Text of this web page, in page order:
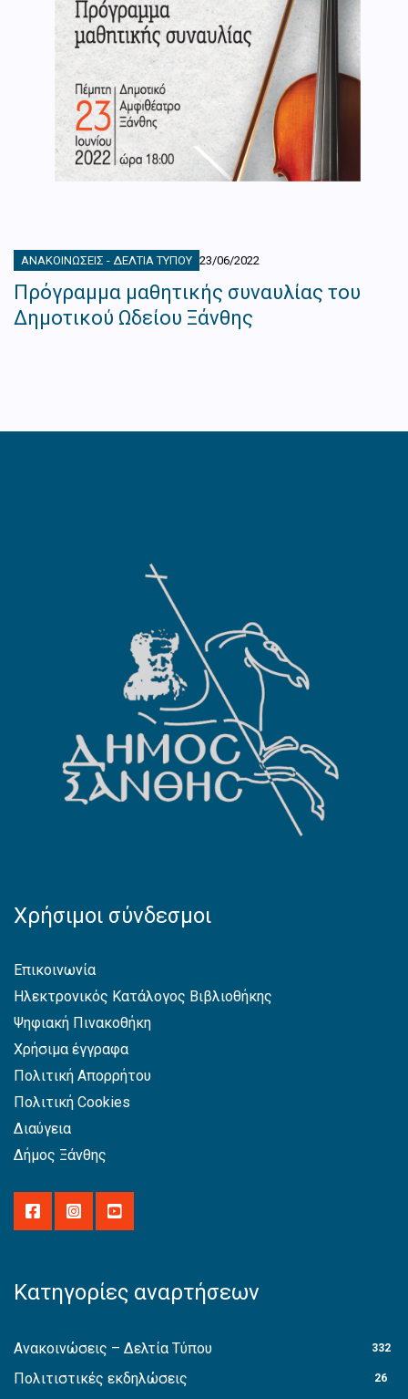
ΑΝΑΚΟΙΝΏΣΕΙΣ - ΔΕΛΤΊΑ ΤΎΠΟΥ 23/06/2022
Πρόγραμμα μαθητικής συναυλίας του
Δημοτικού Ωδείου Ξάνθης
Χρήσιμοι σύνδεσμοι
Επικοινωνία
Ηλεκτρονικός Κατάλογος Βιβλιοθήκης
Ψηφιακή Πινακοθήκη
Χρήσιμα έγγραφα
Πολιτική Απορρήτου
Πολιτική Cookies
Διαύγεια
Δήμος Ξάνθης
Κατηγορίες αναρτήσεων
Ανακοινώσεις – Δελτία Τύπου 332
Πολιτιστικές εκδηλώσεις 26